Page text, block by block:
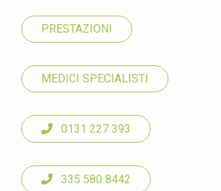
PRESTAZIONI
MEDICI SPECIALISTI
0131 227 393
335 580 8442